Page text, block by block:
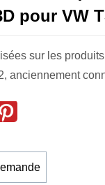
pour VW
sur les
anciennement